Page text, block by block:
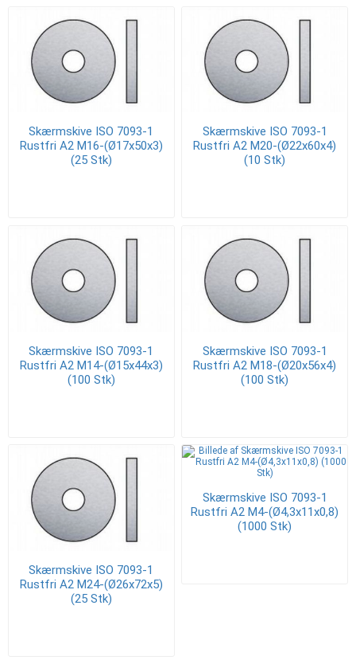
Skærmskive ISO 7093-1
Rustfri A2 M16-(Ø17x50x3)
(25 Stk)
Skærmskive ISO 7093-1
Rustfri A2 M20-(Ø22x60x4)
(10 Stk)
Skærmskive ISO 7093-1
Rustfri A2 M14-(Ø15x44x3)
(100 Stk)
Skærmskive ISO 7093-1
Rustfri A2 M18-(Ø20x56x4)
(100 Stk)
Skærmskive ISO 7093-1
Rustfri A2 M24-(Ø26x72x5)
(25 Stk)
Skærmskive ISO 7093-1
Rustfri A2 M4-(Ø4,3x11x0,8)
(1000 Stk)